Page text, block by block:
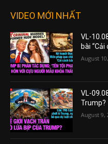
VIDEO MỚI NHẤT
VL-
bài
August
VL-
Trump?
August 9,